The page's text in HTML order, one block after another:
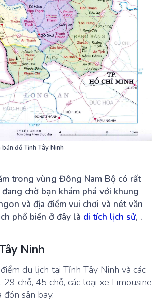
đồ Tỉnh Tây Ninh
trong vùng Đông Nam Bộ có rất
chờ bạn khám phá với khung
và địa điểm vui chơi và nét văn
phổ biến ở đây là di tích lịch sử, .
Ninh
du lịch tại Tỉnh Tây Ninh và các
chỗ, 45 chỗ, các loại xe Limousine
sân bay.